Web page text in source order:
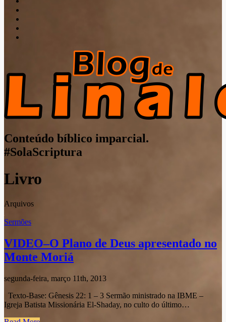
Conteúdo bíblico imparcial.
#SolaScriptura
Livro
Arquivos
Sermões
VIDEO–O Plano de Deus apresentado no
Monte Moriá
segunda-feira, março 11th, 2013
Texto-Base: Gênesis 22: 1 – 3 Sermão ministrado na IBME –
Igreja Batista Missionária El-Shaday, no culto do último…